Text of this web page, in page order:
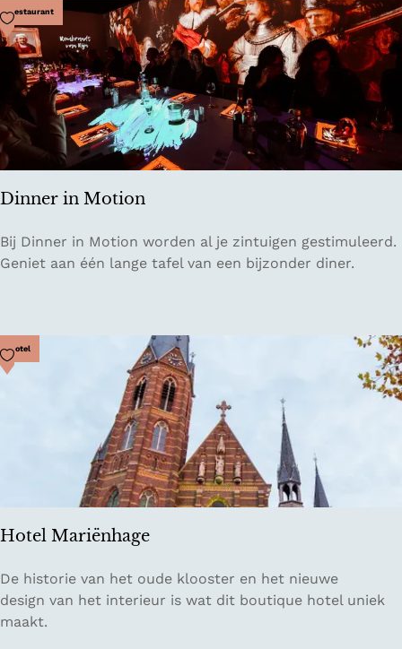
b
a
f
o
o
s
e
c
l
i
s
b
e
c
Dinner in Motion
D
i
r
i
Restaurant
Voeg toe als favoriet
Bij Dinner in Motion worden al je zintuigen gestimuleerd.
Geniet aan één lange tafel van een bijzonder diner.
Hotel Mariënhage
H
o
t
Hotel
Voeg toe als favoriet
De historie van het oude klooster en het nieuwe
design van het interieur is wat dit boutique hotel uniek
maakt.